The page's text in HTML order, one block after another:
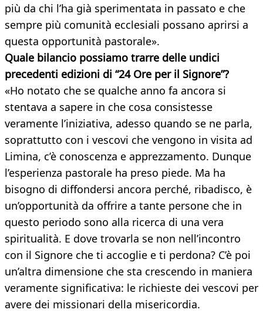
più da chi l’ha già sperimentata in passato e che
sempre più comunità ecclesiali possano aprirsi a
questa opportunità pastorale».
Quale bilancio possiamo trarre delle undici
precedenti edizioni di “24 Ore per il Signore”?
«Ho notato che se qualche anno fa ancora si
stentava a sapere in che cosa consistesse
veramente l’iniziativa, adesso quando se ne parla,
soprattutto con i vescovi che vengono in visita ad
Limina, c’è conoscenza e apprezzamento. Dunque
l’esperienza pastorale ha preso piede. Ma ha
bisogno di diffondersi ancora perché, ribadisco, è
un’opportunità da offrire a tante persone che in
questo periodo sono alla ricerca di una vera
spiritualità. E dove trovarla se non nell’incontro
con il Signore che ti accoglie e ti perdona? C’è poi
un’altra dimensione che sta crescendo in maniera
veramente significativa: le richieste dei vescovi per
avere dei missionari della misericordia.